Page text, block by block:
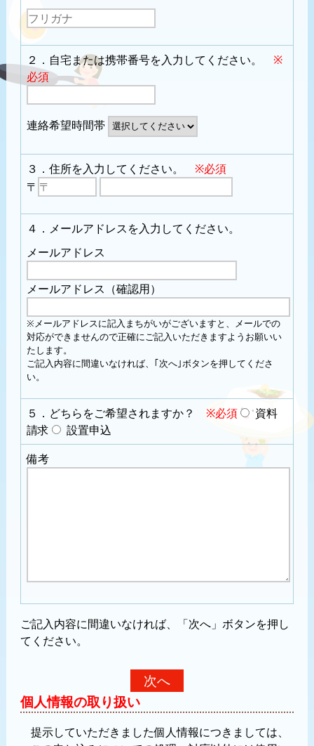
２．自宅または携帯番号を入力してください。
※
必須
連絡希望時間帯
３．住所を入力してください。
※必須
〒
４．メールアドレスを入力してください。
メールアドレス
メールアドレス（確認用）
※メールアドレスに記入まちがいがございますと、メールでの
対応ができませんので正確にご記入いただきますようお願いい
たします。
ご記入内容に間違いなければ、｢次へ｣ボタンを押してくださ
い。
５．どちらをご希望されますか？ ※必須
資料
請求
設置申込
備考
ご記入内容に間違いなければ、「次へ」ボタンを押し
てください。
個人情報の取り扱い
提示していただきました個人情報につきましては、